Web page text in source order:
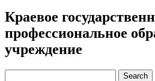
Краевое
профессиональное
учреждение